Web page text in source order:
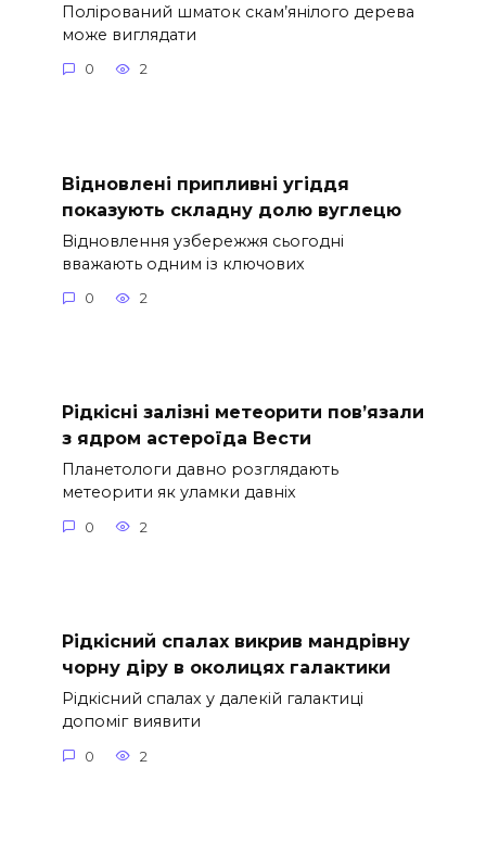
Полірований шматок скам’янілого дерева
може виглядати
0 2
Відновлені припливні угіддя
показують складну долю вуглецю
Відновлення узбережжя сьогодні
вважають одним із ключових
0 2
Рідкісні залізні метеорити пов’язали
з ядром астероїда Вести
Планетологи давно розглядають
метеорити як уламки давніх
0 2
Рідкісний спалах викрив мандрівну
чорну діру в околицях галактики
Рідкісний спалах у далекій галактиці
допоміг виявити
0 2